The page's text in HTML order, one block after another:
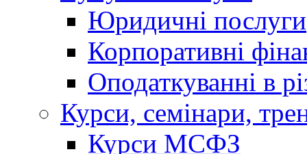
Юридичні послуги
Корпоративні
Оподаткуванні в
Курси, семінари,
Курси МСФЗ